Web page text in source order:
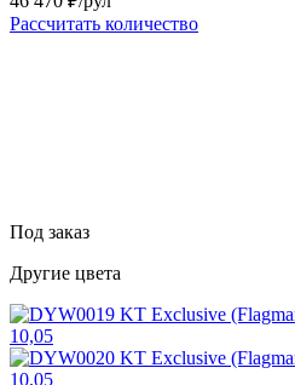
Рассчитать количество
Под заказ
Другие цвета